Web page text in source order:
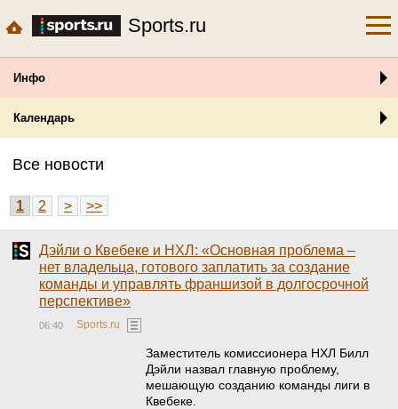
Sports.ru
Инфо
Календарь
Все новости
1 2 > >>
Дэйли о Квебеке и НХЛ: «Основная проблема –
нет владельца, готового заплатить за создание
команды и управлять франшизой в долгосрочной
перспективе»
06:40 Sports.ru
Заместитель комиссионера НХЛ Билл
Дэйли назвал главную проблему,
мешающую созданию команды лиги в
Квебеке.